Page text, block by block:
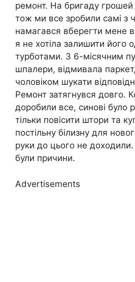
ремонт. На бригаду грошей
тож ми все зробили самі з
намагався вберегти мене
я не хотіла залишити його
турботами. З 6-місячним
шпалери, відмивала
чоловіком шукати
Ремонт затягнувся довго.
доробили все, синові було
тільки повісити штори та
постільну білизну для
руки до цього не
були причини.
Advertisements